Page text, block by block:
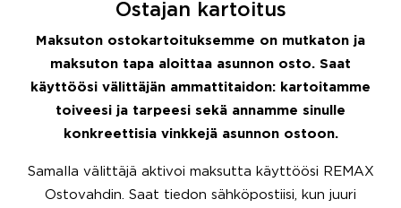
Ostajan kartoitus
Maksuton ostokartoituksemme on mutkaton ja
maksuton tapa aloittaa asunnon osto. Saat
käyttöösi välittäjän ammattitaidon: kartoitamme
toiveesi ja tarpeesi sekä annamme sinulle
konkreettisia vinkkejä asunnon ostoon.
Samalla välittäjä aktivoi maksutta käyttöösi REMAX
Ostovahdin. Saat tiedon sähköpostiisi, kun juuri